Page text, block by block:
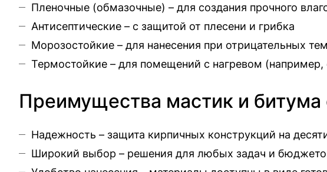
Пленочные (обмазочные) – для создания прочного
Антисептические – с защитой от плесени и грибка
Морозостойкие – для нанесения при отрицательных
Термостойкие – для помещений с нагревом
Преимущества мастик и битума
Надежность – защита кирпичных конструкций на
Широкий выбор – решения для любых задач и